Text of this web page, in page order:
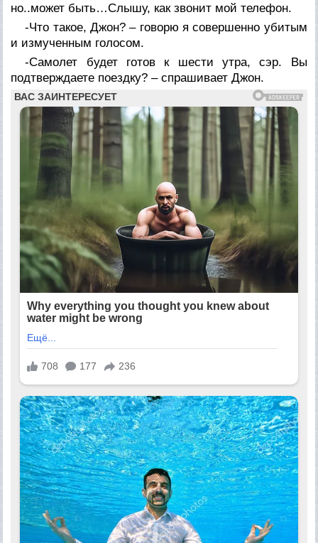
но..может быть…Слышу, как звонит мой телефон.
-Что такое, Джон? – говорю я совершенно убитым
и измученным голосом.
-Самолет будет готов к шести утра, сэр. Вы
подтверждаете поездку? – спрашивает Джон.